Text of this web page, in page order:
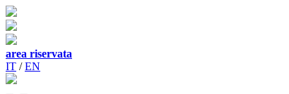
area riservata
IT /EN